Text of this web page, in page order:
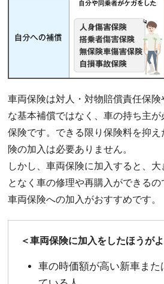
車両保険は対人・対物賠償責任保険
な基本補償ではなく、車の持ち主
保険です。できる限り保険料を抑
険の加入は必要ありません。
しかし、車両保険に加入すると、
となく車の修理や再購入ができる
車両保険への加入がおすすめです。
＜車両保険に加入をしたほうが
車の時価額が高い新車また